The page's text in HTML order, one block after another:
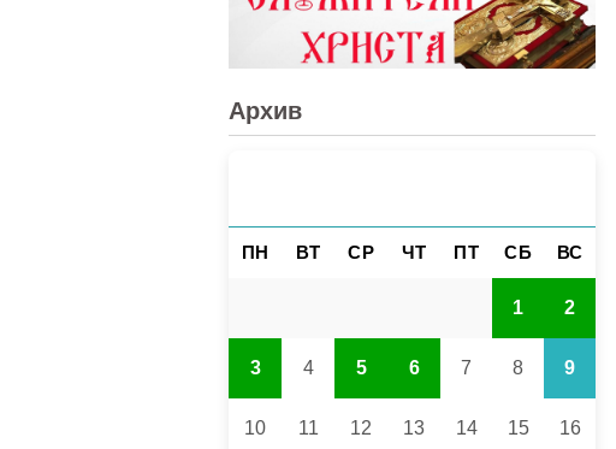
Архив
ПН ВТ СР ЧТ ПТ СБ ВС
1 2
3 4 5 6 7 8 9
10 11 12 13 14 15 16